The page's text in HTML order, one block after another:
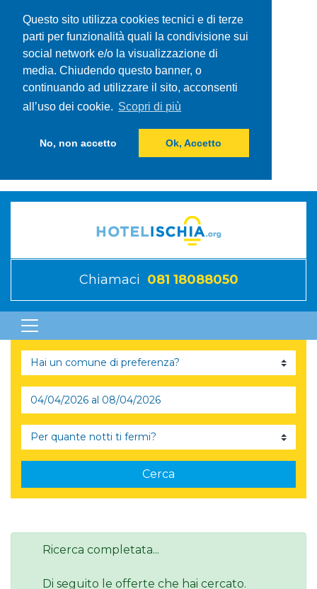
Questo sito utilizza cookies tecnici e di terze
parti per funzionalità quali la condivisione sui
social network e/o la visualizzazione di
media. Chiudendo questo banner, o
continuando ad utilizzare il sito, acconsenti
all’uso dei cookie. Scopri di più
No, non accetto Ok, Accetto
Chiamaci 081 18088050
Cerca
Ricerca completata...
Di seguito le offerte che hai cercato.